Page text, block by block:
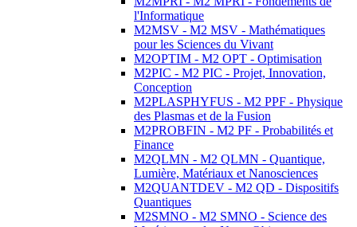
l'Informatique
M2MSV - M2 MSV - Mathématiques
pour les Sciences du Vivant
M2OPTIM - M2 OPT - Optimisation
M2PIC - M2 PIC - Projet, Innovation,
Conception
M2PLASPHYFUS - M2 PPF - Physique
des Plasmas et de la Fusion
M2PROBFIN - M2 PF - Probabilités et
Finance
M2QLMN - M2 QLMN - Quantique,
Lumière, Matériaux et Nanosciences
M2QUANTDEV - M2 QD - Dispositifs
Quantiques
M2SMNO - M2 SMNO - Science des